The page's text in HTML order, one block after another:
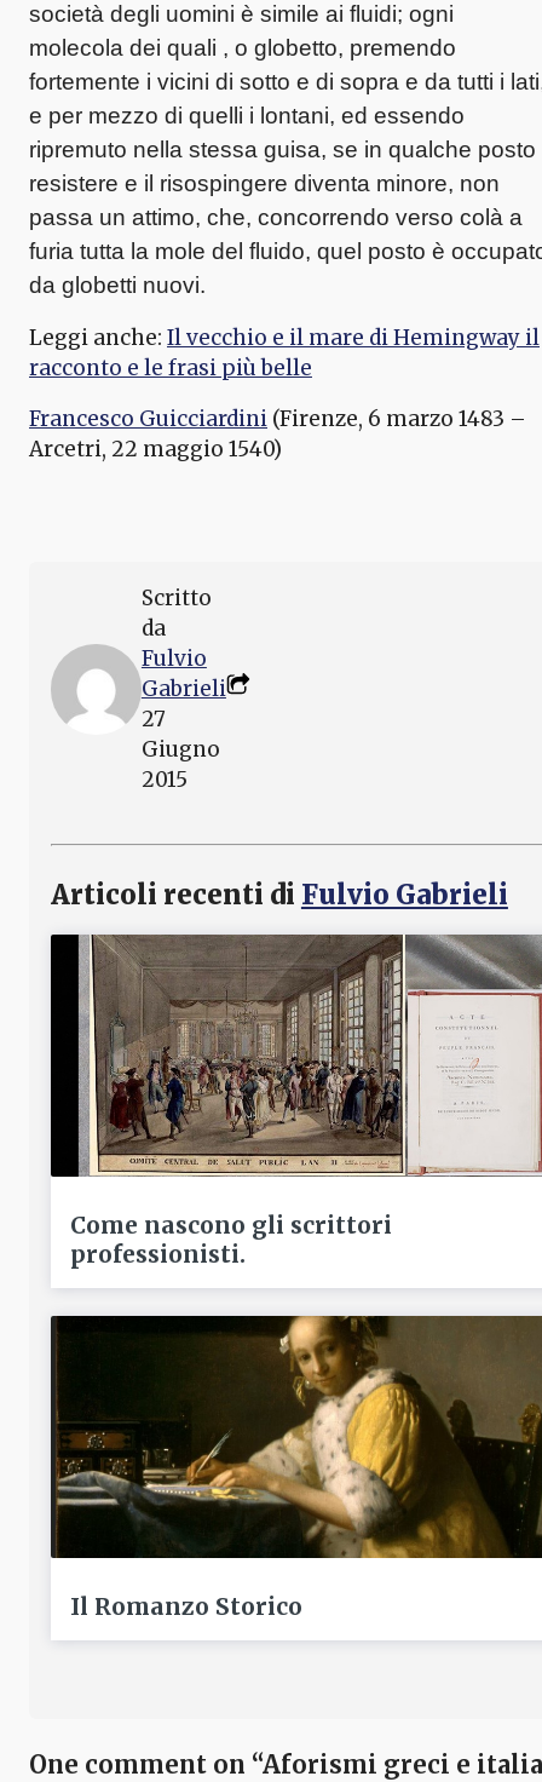
società degli uomini è simile ai fluidi; ogni
molecola dei quali , o globetto, premendo
fortemente i vicini di sotto e di sopra e da tutti i
e per mezzo di quelli i lontani, ed essendo
ripremuto nella stessa guisa, se in qualche posto
resistere e il risospingere diventa minore, non
passa un attimo, che, concorrendo verso colà a
furia tutta la mole del fluido, quel posto è
da globetti nuovi.
Leggi anche: Il vecchio e il mare di Hemingway il
racconto e le frasi più belle
Francesco Guicciardini (Firenze, 6 marzo 1483 –
Arcetri, 22 maggio 1540)
Scritto
da
Fulvio
Gabrieli
27
Giugno
2015
Articoli recenti di Fulvio Gabrieli
Come nascono gli scrittori
professionisti.
Il Romanzo Storico
One comment on “Aforismi greci e